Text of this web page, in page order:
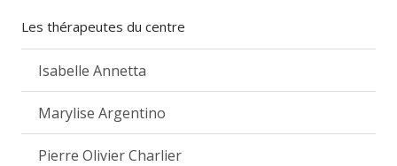
Les thérapeutes du centre
Isabelle Annetta
Marylise Argentino
Pierre Olivier Charlier